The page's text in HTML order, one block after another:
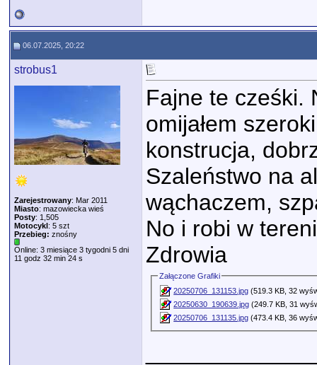
06.07.2025, 20:22
strobus1
Zarejestrowany: Mar 2011
Miasto: mazowiecka wieś
Posty: 1,505
Motocykl: 5 szt
Przebieg: znośny
Online: 3 miesiące 3 tygodni 5 dni
11 godz 32 min 24 s
Fajne te cześki.
omijałem
konstrucja,
Szaleństwo na
wąchaczem,
No i robi w
Zdrowia
Załączone Grafiki
20250706_131153.jpg (519.3 KB, 32
20250630_190639.jpg (249.7 KB, 31
20250706_131135.jpg (473.4 KB, 36